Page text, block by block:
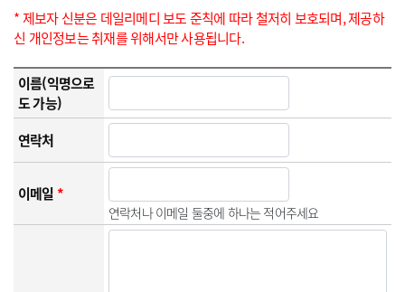
* 제보자 신분은 데일리메디 보도 준칙에 따라 철저히 보호되며, 제공하
신 개인정보는 취재를 위해서만 사용됩니다.
이름(익명으로
도 가능)
연락처
이메일*
연락처나 이메일 둘중에 하나는 적어주세요